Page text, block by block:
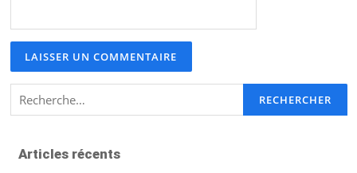
Rechercher :
Articles récents